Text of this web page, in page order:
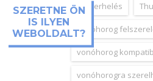
SZERETNE ÖN
IS ILYEN
WEBOLDALT?
tetőterhelés
vonóhorog
vonóhorog
vonóhorogra